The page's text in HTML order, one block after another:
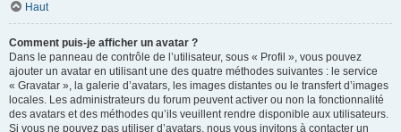
Haut
Comment puis-je afficher un avatar ?
Dans le panneau de contrôle de l’utilisateur, sous « Profil », vous pouvez
ajouter un avatar en utilisant une des quatre méthodes suivantes : le service
« Gravatar », la galerie d’avatars, les images distantes ou le transfert d’images
locales. Les administrateurs du forum peuvent activer ou non la fonctionnalité
des avatars et des méthodes qu’ils veuillent rendre disponible aux utilisateurs.
Si vous ne pouvez pas utiliser d’avatars, nous vous invitons à contacter un